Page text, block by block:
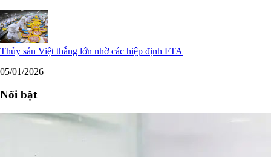
Thủy sản Việt thắng lớn nhờ các hiệp định FTA
05/01/2026
Nổi bật